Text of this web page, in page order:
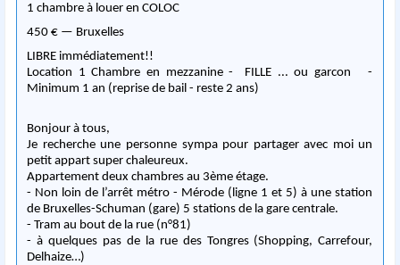
1 chambre à louer en COLOC
450 € — Bruxelles
LIBRE immédiatement!!
Location 1 Chambre en mezzanine - FILLE ... ou garcon -
Minimum 1 an (reprise de bail - reste 2 ans)
Bonjour à tous,
Je recherche une personne sympa pour partager avec moi un
petit appart super chaleureux.
Appartement deux chambres au 3ème étage.
- Non loin de l’arrêt métro - Mérode (ligne 1 et 5) à une station
de Bruxelles-Schuman (gare) 5 stations de la gare centrale.
- Tram au bout de la rue (n°81)
- à quelques pas de la rue des Tongres (Shopping, Carrefour,
Delhaize…)